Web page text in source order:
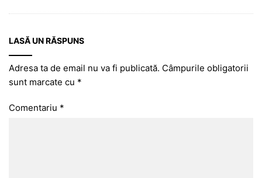
LASĂ UN RĂSPUNS
Adresa ta de email nu va fi publicată. Câmpurile obligatorii
sunt marcate cu *
Comentariu *